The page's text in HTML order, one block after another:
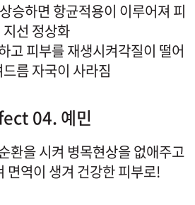
승하면 항균적용이 이루어져 피
지선 정상화
고 피부를 재생시켜각질이 떨어
름 자국이 사라짐
04. 예민
환을 시켜 병목현상을 없애주고
면역이 생겨 건강한 피부로!